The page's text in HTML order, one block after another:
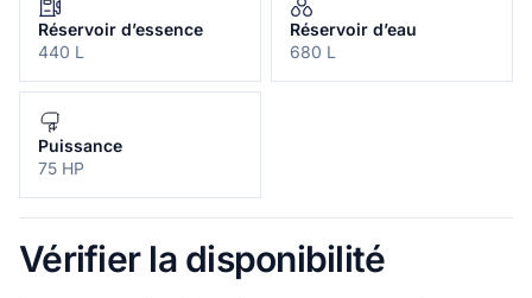
Réservoir d’essence
440 L
Réservoir d’eau
680 L
Puissance
75 HP
Vérifier la disponibilité